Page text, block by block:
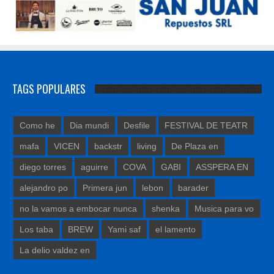
TAGS POPULARES
Como he Dia mundi Desfile FESTIVAL DE TEATR
mafa VICEN backstr living De Plaza en
diego torres aguirre COVA GABI ASSPERA EN
alejandro po Primera jun lebon barader
no la vamos a embocar nunca shenka Musica para vo
Los taba BREW Yami saf el lamento
La delio valdez en